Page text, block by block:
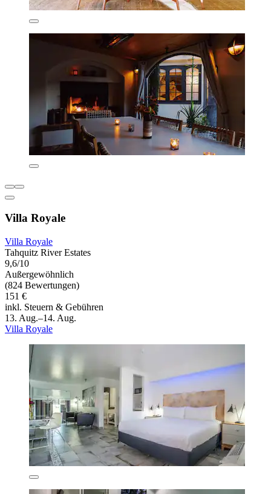
Villa Royale
Villa Royale
Tahquitz River Estates
9,6/10
Außergewöhnlich
(824 Bewertungen)
151 €
inkl. Steuern & Gebühren
13. Aug.–14. Aug.
Villa Royale